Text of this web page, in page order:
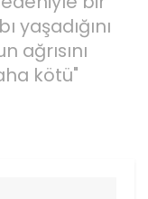
yaşadığını
ağrısını
kötü"